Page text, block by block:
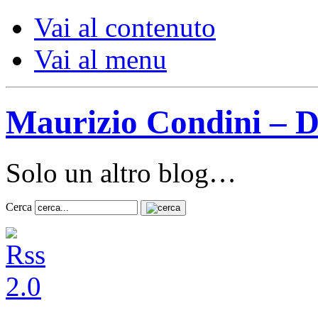
Vai al contenuto
Vai al menu
Maurizio Condini –
Solo un altro blog…
Cerca